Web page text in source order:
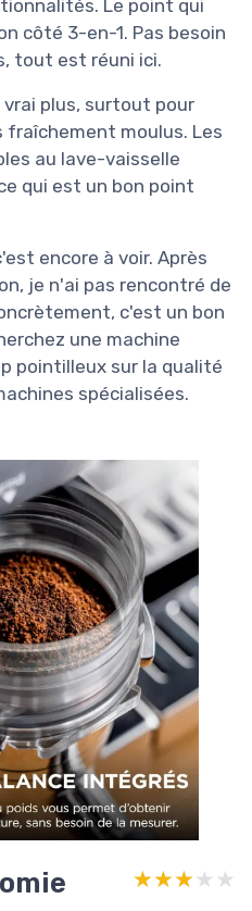
Le point qui
côté 3-en-1. Pas besoin
tout est réuni ici.
plus, surtout pour
moulus. Les
au lave-vaisselle
qui est un bon point
encore à voir. Après
je n'ai pas rencontré de
c'est un bon
une machine
pointilleux sur la qualité
spécialisées.
★★★★★
★★★★★